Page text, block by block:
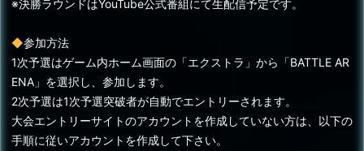
※決勝ラウンドはYouTube公式番組にて生配信予定です。
◆参加方法
1次予選はゲーム内ホーム画面の「エクストラ」から「BATTLE AR
ENA」を選択し、参加します。
2次予選は1次予選突破者が自動でエントリーされます。
大会エントリーサイトのアカウントを作成していない方は、以下の
手順に従いアカウントを作成して下さい。